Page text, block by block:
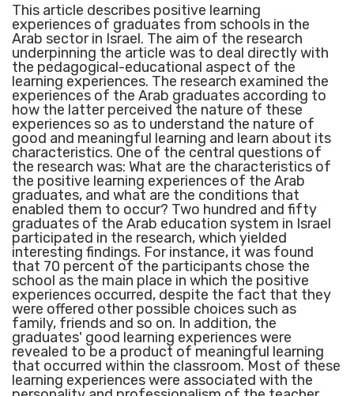
This article describes positive learning
experiences of graduates from schools in the
Arab sector in Israel. The aim of the research
underpinning the article was to deal directly with
the pedagogical-educational aspect of the
learning experiences. The research examined the
experiences of the Arab graduates according to
how the latter perceived the nature of these
experiences so as to understand the nature of
good and meaningful learning and learn about its
characteristics. One of the central questions of
the research was: What are the characteristics of
the positive learning experiences of the Arab
graduates, and what are the conditions that
enabled them to occur? Two hundred and fifty
graduates of the Arab education system in Israel
participated in the research, which yielded
interesting findings. For instance, it was found
that 70 percent of the participants chose the
school as the main place in which the positive
experiences occurred, despite the fact that they
were offered other possible choices such as
family, friends and so on. In addition, the
graduates' good learning experiences were
revealed to be a product of meaningful learning
that occurred within the classroom. Most of these
learning experiences were associated with the